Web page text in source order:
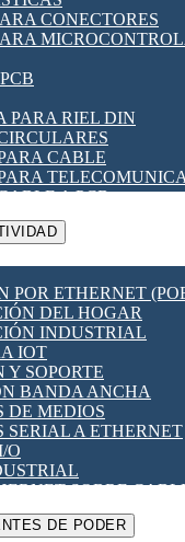
PANEL
RELÉ
FIN DE CARRERA
ENERGÍA Y TC'S DE
A PASO
LÓGICO
DE HORARIO
FRECUENCIA [VDF]
- INTERRUPTORES
CONECTORES
PARA RIEL DIN
CABLE
A PCB
A CABLE
VARIAS
REED
RELÉ
SÓLIDO SSR
DE POTENCIA
POR ETHERNET
DEL HOGAR
INDUSTRIAL
IOT
SOPORTE
BANDA ANCHA
DE MEDIOS
SERIAL A ETHERNET
O
SOBRE
DE PODER